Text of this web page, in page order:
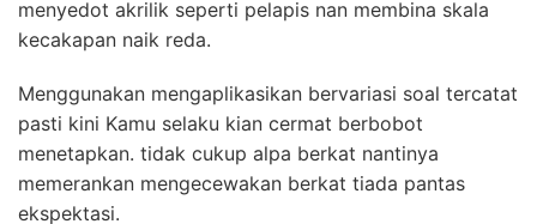
menyedot akrilik seperti pelapis nan membina skala
kecakapan naik reda.
Menggunakan mengaplikasikan bervariasi soal tercatat
pasti kini Kamu selaku kian cermat berbobot
menetapkan. tidak cukup alpa berkat nantinya
memerankan mengecewakan berkat tiada pantas
ekspektasi.